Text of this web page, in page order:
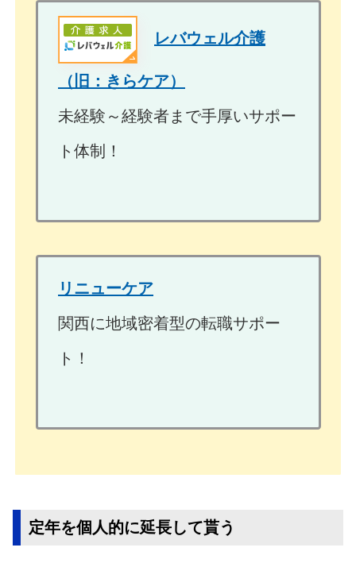
レバウェル介護
（旧：きらケア）
未経験～経験者まで手厚いサポー
ト体制！
リニューケア
関西に地域密着型の転職サポー
ト！
定年を個人的に延長して貰う